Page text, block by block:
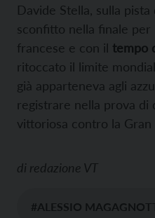
Davide Stella, sulla pista
sconfitto nella finale
francese e con il tempo
ritoccato il limite
già apparteneva agli
registrare nella prova di
vittoriosa contro la Gran
di redazione VT
#ALESSIO